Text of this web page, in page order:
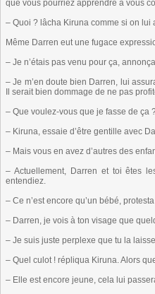
que vous pourriez apprendre à vous
– Quoi ? lâcha Kiruna comme si on
Même Darren eut une fugace
– Je n’étais pas venu pour ça,
– Je m’en doute bien Darren, lui
Il serait bien dommage de ne pas
– Que voulez-vous que je fasse de ça
– Kiruna, essaie d’être gentille avec
– Mais vous en avez d’autres des
– Actuellement, Darren et toi êtes
entendiez.
– Ce n’est encore qu’un bébé,
– Darren, je vois à ton visage que
– Je suis juste perplexe que tu la
– Quel culot ! répliqua Kiruna. Alors
– Elle est encore jeune, cela lui